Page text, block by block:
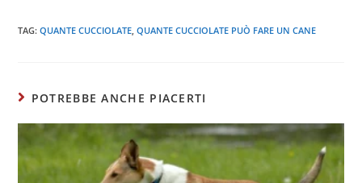
TAG:QUANTE CUCCIOLATE, QUANTE CUCCIOLATE PUÒ FARE UN CANE
POTREBBE ANCHE PIACERTI